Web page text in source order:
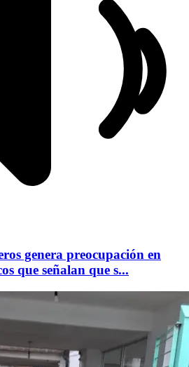
genera preocupación en
que señalan que s...